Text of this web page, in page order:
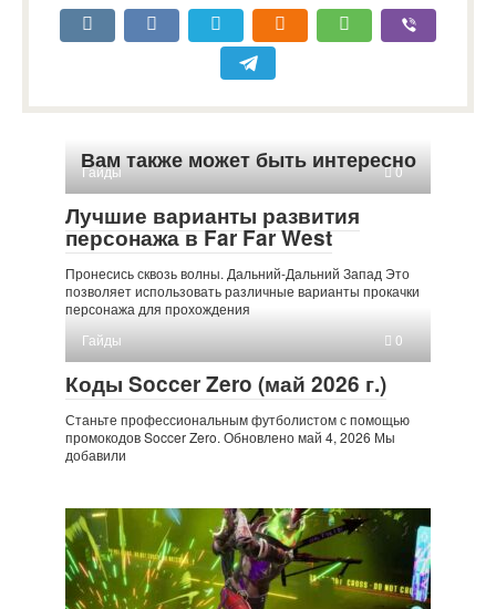
Вам также может быть интересно
Гайды 0
Лучшие варианты развития
персонажа в Far Far West
Пронесись сквозь волны. Дальний-Дальний Запад Это
позволяет использовать различные варианты прокачки
персонажа для прохождения
Гайды
0
Коды Soccer Zero (май 2026 г.)
Станьте профессиональным футболистом с помощью
промокодов Soccer Zero. Обновлено май 4, 2026 Мы
добавили